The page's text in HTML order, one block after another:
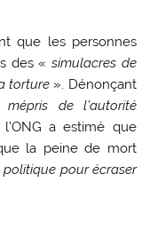
que les personnes
des «simulacres de
torture ». Dénonçant
de l’autorité
a estimé que
la peine de mort
pour écraser